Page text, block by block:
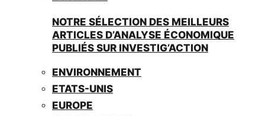
NOTRE SÉLECTION DES MEILLEURS
ARTICLES D’ANALYSE ÉCONOMIQUE
PUBLIÉS SUR INVESTIG’ACTION
ENVIRONNEMENT
ETATS-UNIS
EUROPE